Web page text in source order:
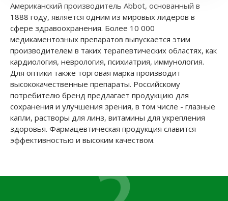
Американский производитель Abbot, основанный в
1888 году, является одним из мировых лидеров в
сфере здравоохранения. Более 10 000
медикаментозных препаратов выпускается этим
производителем в таких терапевтических областях, как
кардиология, неврология, психиатрия, иммунология.
Для оптики также торговая марка производит
высококачественные препараты. Российскому
потребителю бренд предлагает продукцию для
сохранения и улучшения зрения, в том числе - глазные
капли, растворы для линз, витамины для укрепления
здоровья. Фармацевтическая продукция славится
эффективностью и высоким качеством.